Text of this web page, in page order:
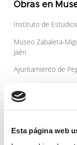
Esta página web
Obras en
Instituto de
Museo Zabaleta-
Jaén
Ayuntamiento de